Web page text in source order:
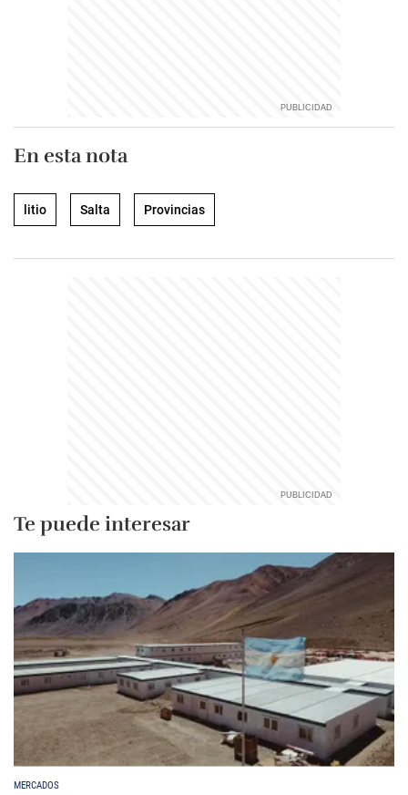
En esta nota
litio Salta Provincias
Te puede interesar
MERCADOS